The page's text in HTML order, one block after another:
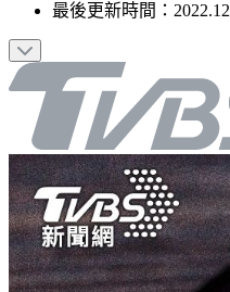
最後更新時間：